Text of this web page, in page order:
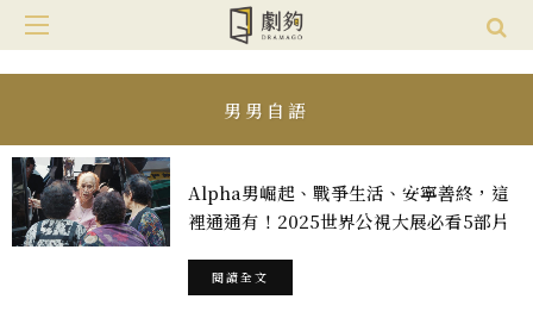
男男自語
Alpha男崛起、戰爭生活、安寧善終，這
裡通通有！2025世界公視大展必看5部片
閱讀全文